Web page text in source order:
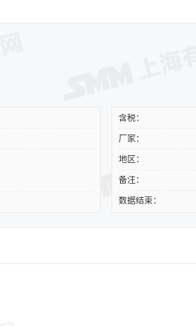
含税：
厂家：
地区：
备注：
数据结束：